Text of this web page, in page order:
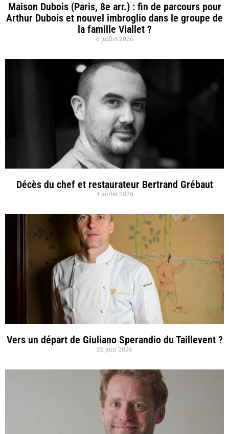
Maison Dubois (Paris, 8e arr.) : fin de parcours pour
Arthur Dubois et nouvel imbroglio dans le groupe de
la famille Viallet ?
6 juillet 2026
Décès du chef et restaurateur Bertrand Grébaut
4 juillet 2026
Vers un départ de Giuliano Sperandio du Taillevent ?
26 juin 2026